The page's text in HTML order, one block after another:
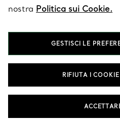
SEGUICI
T&Co.
nostra Politica sui Cookie.
GESTISCI LE
RIFIUTA I